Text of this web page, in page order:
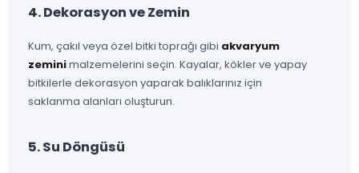
4. Dekorasyon ve Zemin
Kum, çakıl veya özel bitki toprağı gibi akvaryum
zeminimalzemelerini seçin. Kayalar, kökler ve yapay
bitkilerle dekorasyon yaparak balıklarınız için
saklanma alanları oluşturun.
5. Su Döngüsü